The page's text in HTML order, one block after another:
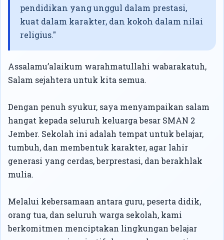
pendidikan yang unggul dalam prestasi,
kuat dalam karakter, dan kokoh dalam nilai
religius."
Assalamu’alaikum warahmatullahi wabarakatuh,
Salam sejahtera untuk kita semua.
Dengan penuh syukur, saya menyampaikan salam
hangat kepada seluruh keluarga besar SMAN 2
Jember. Sekolah ini adalah tempat untuk belajar,
tumbuh, dan membentuk karakter, agar lahir
generasi yang cerdas, berprestasi, dan berakhlak
mulia.
Melalui kebersamaan antara guru, peserta didik,
orang tua, dan seluruh warga sekolah, kami
berkomitmen menciptakan lingkungan belajar